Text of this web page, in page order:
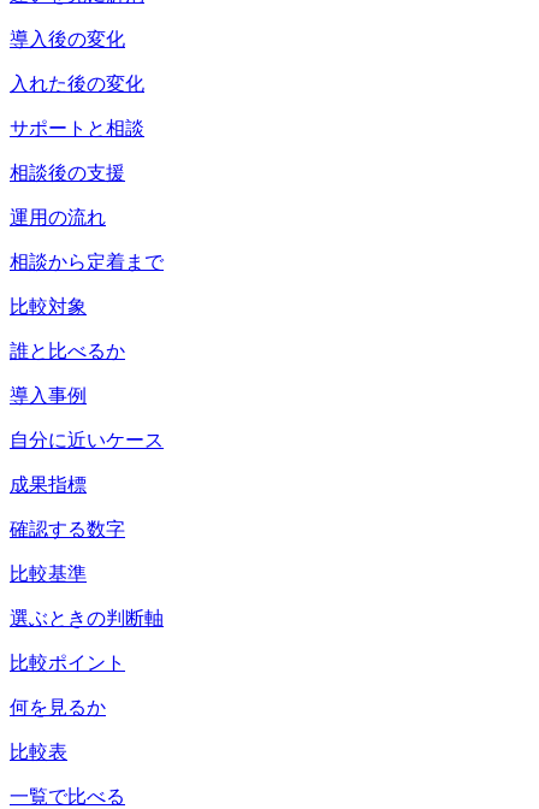
導入後の変化
入れた後の変化
サポートと相談
相談後の支援
運用の流れ
相談から定着まで
比較対象
誰と比べるか
導入事例
自分に近いケース
成果指標
確認する数字
比較基準
選ぶときの判断軸
比較ポイント
何を見るか
比較表
一覧で比べる